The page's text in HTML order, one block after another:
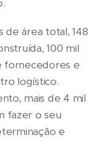
de área total, 148
100 mil
fornecedores e
logístico.
mais de 4 mil
fazer o seu
e